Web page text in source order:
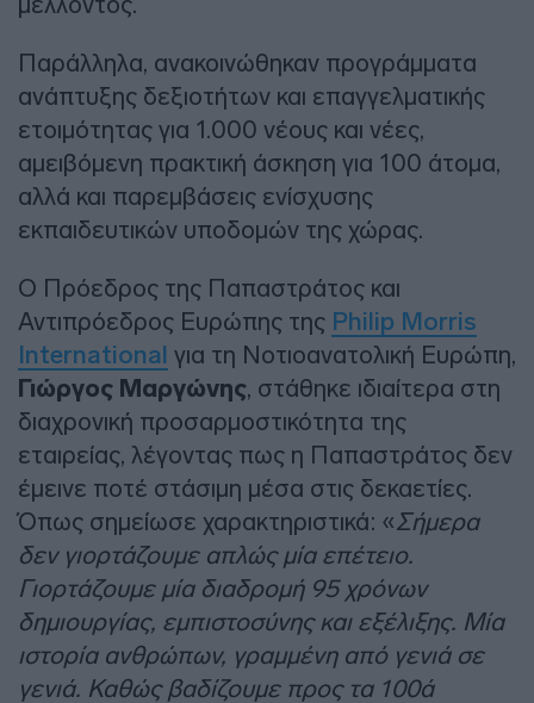
Παράλληλα, ανακοινώθηκαν προγράμματα
ανάπτυξης δεξιοτήτων και επαγγελματικής
ετοιμότητας για 1.000 νέους και νέες,
αμειβόμενη πρακτική άσκηση για 100 άτομα,
αλλά και παρεμβάσεις ενίσχυσης
εκπαιδευτικών υποδομών της χώρας.
Ο Πρόεδρος της Παπαστράτος και
Αντιπρόεδρος Ευρώπης της Philip Morris
International για τη Νοτιοανατολική Ευρώπη,
Γιώργος Μαργώνης, στάθηκε ιδιαίτερα στη
διαχρονική προσαρμοστικότητα της
εταιρείας, λέγοντας πως η Παπαστράτος δεν
έμεινε ποτέ στάσιμη μέσα στις δεκαετίες.
Όπως σημείωσε χαρακτηριστικά: «Σήμερα
δεν γιορτάζουμε απλώς μία επέτειο.
Γιορτάζουμε μία διαδρομή 95 χρόνων
δημιουργίας, εμπιστοσύνης και εξέλιξης. Μία
ιστορία ανθρώπων, γραμμένη από γενιά σε
γενιά. Καθώς βαδίζουμε προς τα 100ά